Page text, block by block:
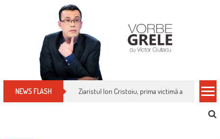
NEWS FLASH Ziaristul Ion Cristoiu, prima victimă a noi